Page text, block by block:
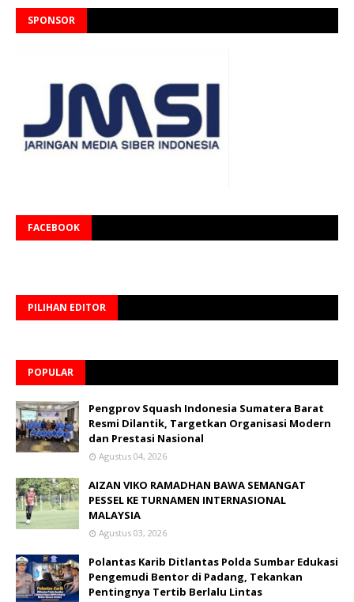
SPONSOR
FACEBOOK
PILIHAN EDITOR
POPULAR
Pengprov Squash Indonesia Sumatera Barat
Resmi Dilantik, Targetkan Organisasi Modern
dan Prestasi Nasional
Agustus 04, 2026
AIZAN VIKO RAMADHAN BAWA SEMANGAT
PESSEL KE TURNAMEN INTERNASIONAL
MALAYSIA
Agustus 03, 2026
Polantas Karib Ditlantas Polda Sumbar Edukasi
Pengemudi Bentor di Padang, Tekankan
Pentingnya Tertib Berlalu Lintas